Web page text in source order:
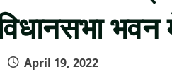
भवन
April 19, 2022